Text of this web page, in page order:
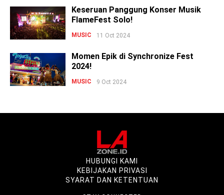
Keseruan Panggung Konser Musik
FlameFest Solo!
MUSIC 11 Oct 2024
Momen Epik di Synchronize Fest
2024!
MUSIC 9 Oct 2024
HUBUNGI KAMI
KEBIJAKAN PRIVASI
SYARAT DAN KETENTUAN